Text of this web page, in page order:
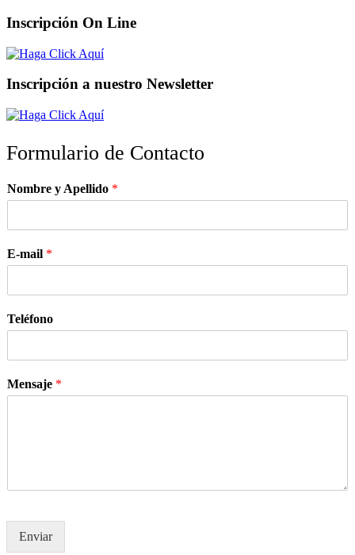
Inscripción On Line
Inscripción a nuestro Newsletter
Formulario de Contacto
Nombre y Apellido *
E-mail *
Teléfono
Mensaje *
Enviar